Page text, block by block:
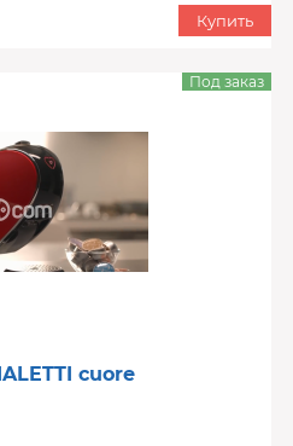
Купить
cuore
Под заказ